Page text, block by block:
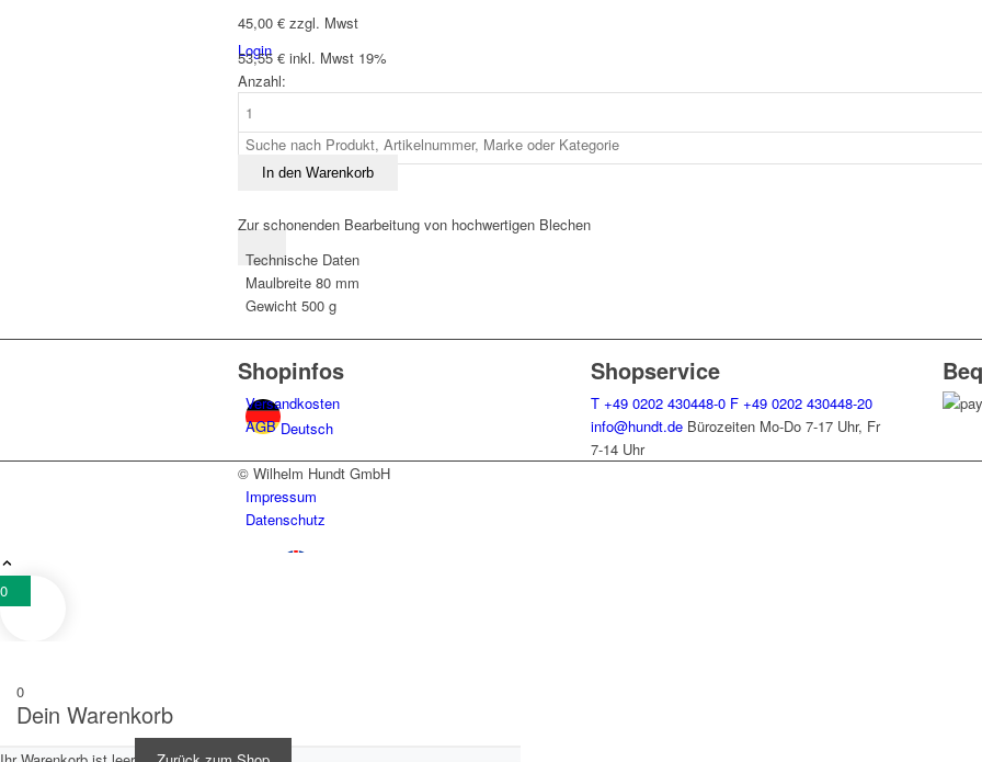
Login
Deutsch
45,00 € zzgl. Mwst
53,55 € inkl. Mwst 19%
Anzahl:
tauchisoliert
MengeIn den Warenkorb
Zur schonenden Bearbeitung von hochwertigen Blechen
Technische Daten
Maulbreite 80 mm
Gewicht 500 g
Shopinfos
Versandkosten
AGB
Shopservice
T +49 0202 430448-0 F +49 0202 430448-20
info@hundt.de Bürozeiten Mo-Do 7-17 Uhr, Fr
7-14 Uhr
© Wilhelm Hundt GmbH
Impressum
Datenschutz
0
0
Dein Warenkorb